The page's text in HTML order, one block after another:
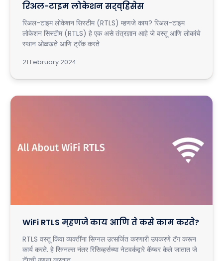
रिअल-टाइम लोकेशन सर्व्हिसेस
रिअल-टाइम लोकेशन सिस्टीम (RTLS) म्हणजे काय? रिअल-टाइम
लोकेशन सिस्टीम (RTLS) हे एक असे तंत्रज्ञान आहे जे वस्तू आणि लोकांचे
स्थान ओळखते आणि ट्रॅक करते
21 February 2024
WiFi RTLS म्हणजे काय आणि ते कसे काम करते?
RTLS वस्तू किंवा व्यक्तींना सिग्नल उत्सर्जित करणारी उपकरणे टॅग करून
कार्य करते. हे सिग्नल्स नंतर रिसिव्हर्सच्या नेटवर्कद्वारे कॅप्चर केले जातात जे